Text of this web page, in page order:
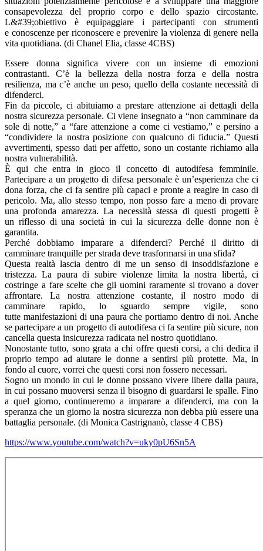
consapevolezza del proprio corpo e dello spazio circostante.
L&#39;obiettivo è equipaggiare i partecipanti con strumenti
e conoscenze per riconoscere e prevenire la violenza di genere nella
vita quotidiana. (di Chanel Elia, classe 4CBS)
Essere donna significa vivere con un insieme di emozioni
contrastanti. C’è la bellezza della nostra forza e della nostra
resilienza, ma c’è anche un peso, quello della costante necessità di
difenderci.
Fin da piccole, ci abituiamo a prestare attenzione ai dettagli della
nostra sicurezza personale. Ci viene insegnato a “non camminare da
sole di notte,” a “fare attenzione a come ci vestiamo,” e persino a
“condividere la nostra posizione con qualcuno di fiducia.” Questi
avvertimenti, spesso dati per affetto, sono un costante richiamo alla
nostra vulnerabilità.
È qui che entra in gioco il concetto di autodifesa femminile.
Partecipare a un progetto di difesa personale è un’esperienza che ci
dona forza, che ci fa sentire più capaci e pronte a reagire in caso di
pericolo. Ma, allo stesso tempo, non posso fare a meno di provare
una profonda amarezza. La necessità stessa di questi progetti è
un riflesso di una società in cui la sicurezza delle donne non è
garantita.
Perché dobbiamo imparare a difenderci? Perché il diritto di
camminare tranquille per strada deve trasformarsi in una sfida?
Questa realtà lascia dentro di me un senso di insoddisfazione e
tristezza. La paura di subire violenze limita la nostra libertà, ci
costringe a fare scelte che gli uomini raramente si trovano a dover
affrontare. La nostra attenzione costante, il nostro modo di
camminare rapido, lo sguardo sempre vigile, sono
tutte manifestazioni di una paura che portiamo dentro di noi. Anche
se partecipare a un progetto di autodifesa ci fa sentire più sicure, non
cancella questa insicurezza radicata nel nostro quotidiano.
Nonostante tutto, sono grata a chi offre questi corsi, a chi dedica il
proprio tempo ad aiutare le donne a sentirsi più protette. Ma, in
fondo al cuore, vorrei che questi corsi non fossero necessari.
Sogno un mondo in cui le donne possano vivere libere dalla paura,
in cui possano muoversi senza il bisogno di guardarsi le spalle. Fino
a quel giorno, continueremo a imparare a difenderci, ma con la
speranza che un giorno la nostra sicurezza non debba più essere una
battaglia personale. (di Monica Castrignanò, classe 4 CBS)
https://www.youtube.com/watch?v=uky0pU6Sn5A